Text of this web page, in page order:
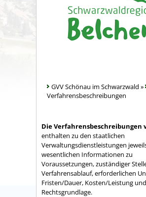
GVV Schönau im Schwarzwald »
Verfahrensbeschreibungen
Die Verfahrensbeschreibungen
enthalten zu den staatlichen
Verwaltungsdienstleistungen
wesentlichen Informationen zu
Voraussetzungen, zuständiger
Verfahrensablauf, erforderlichen
Fristen/Dauer, Kosten/Leistung und
Rechtsgrundlage.